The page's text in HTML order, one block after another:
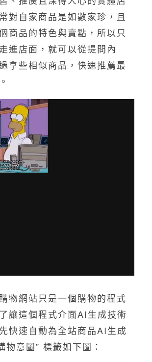
對自家商品是如數家珍，且
商品的特色與賣點，所以只
進店面，就可以從提問內
拿些相似商品，快速推薦最
物網站只是一個購物的程式
讓這個程式介面AI生成技術
快速自動為全站商品AI生成
物意圖” 標籤如下圖：